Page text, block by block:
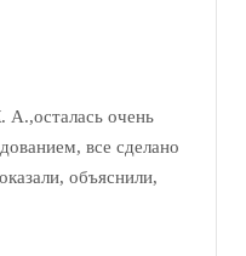
очень
все сделано
объяснили,